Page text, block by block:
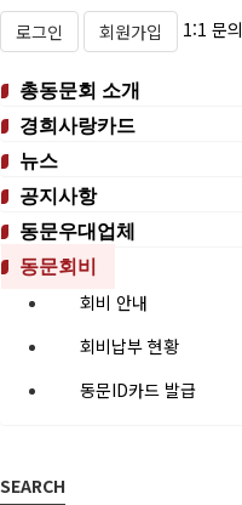
로그인
회원가입 1:1 문의
총동문회 소개
경희사랑카드
뉴스
공지사항
동문우대업체
동문회비
회비 안내
회비납부 현황
동문ID카드 발급
SEARCH